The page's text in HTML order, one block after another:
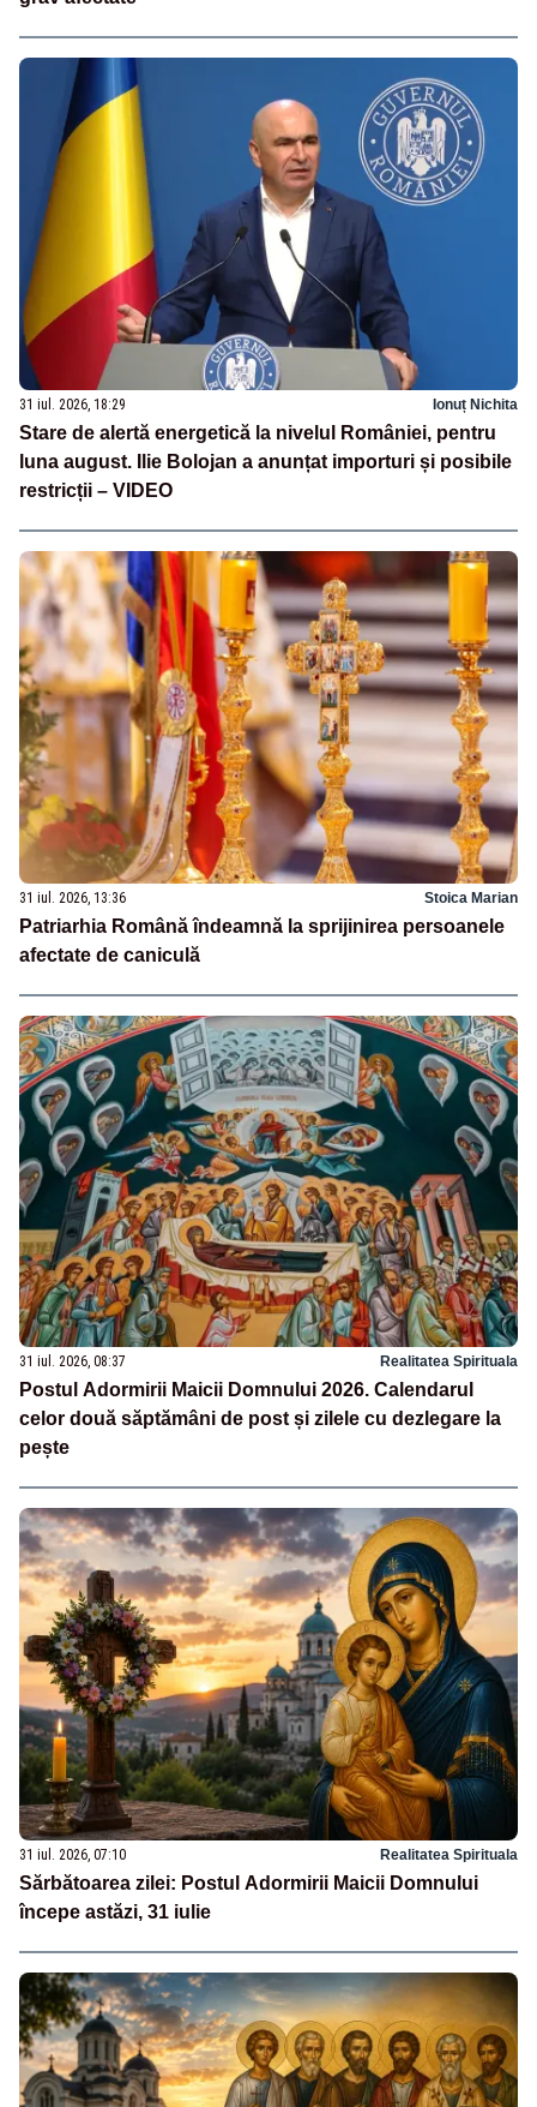
31 iul. 2026, 18:29 Ionuț Nichita
Stare de alertă energetică la nivelul României, pentru
luna august. Ilie Bolojan a anunțat importuri și posibile
restricții – VIDEO
31 iul. 2026, 13:36 Stoica Marian
Patriarhia Română îndeamnă la sprijinirea persoanele
afectate de caniculă
31 iul. 2026, 08:37 Realitatea Spirituala
Postul Adormirii Maicii Domnului 2026. Calendarul
celor două săptămâni de post și zilele cu dezlegare la
pește
31 iul. 2026, 07:10 Realitatea Spirituala
Sărbătoarea zilei: Postul Adormirii Maicii Domnului
începe astăzi, 31 iulie